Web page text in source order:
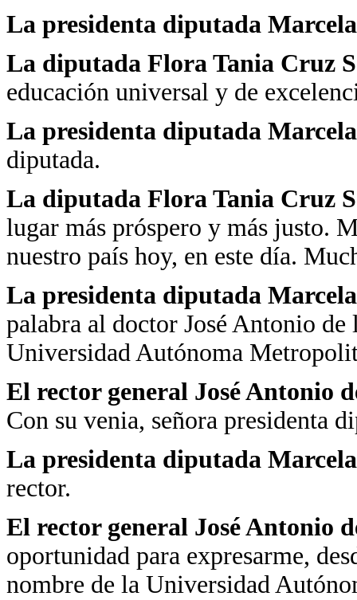
La presidenta diputada
La diputada Flora Tania Cruz
educación universal y de
La presidenta diputada
diputada.
La diputada Flora Tania Cruz
lugar más próspero y más justo.
nuestro país hoy, en este día.
La presidenta diputada
palabra al doctor José Antonio
Universidad Autónoma
El rector general José Antonio
Con su venia, señora presidenta
La presidenta diputada
rector.
El rector general José Antonio
oportunidad para expresarme,
nombre de la Universidad